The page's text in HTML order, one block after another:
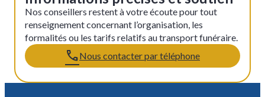
Nos conseillers restent à votre écoute pour tout
renseignement concernant l’organisation, les
formalités ou les tarifs relatifs au transport funéraire.
Nous contacter par téléphone